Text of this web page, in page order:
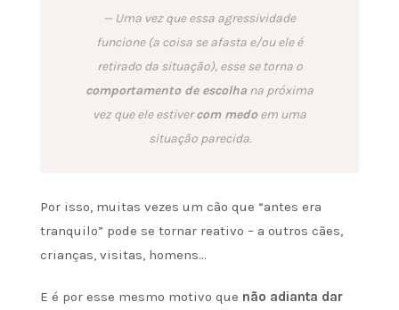
Uma vez que essa agressividade
funcione (a coisa se afasta e/ou ele é
retirado da situação), esse se torna o
comportamento de escolha na próxima
vez que ele estivercom medo em uma
situação parecida.
Por isso, muitas vezes um cão que “antes era
tranquilo” pode se tornar reativo – a outros cães,
crianças, visitas, homens…
E é por esse mesmo motivo que não adianta dar